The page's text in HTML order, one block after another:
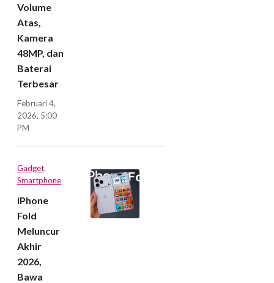
Volume
Atas,
Kamera
48MP, dan
Baterai
Terbesar
Februari 4,
2026, 5:00
PM
Gadget,
Smartphone
iPhone
Fold
Meluncur
Akhir
2026,
Bawa